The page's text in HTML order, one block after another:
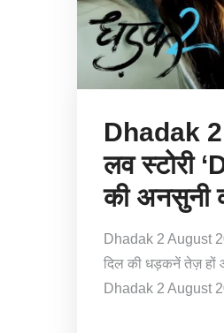
Dhadak
लव स्टोरी
की अनसुनी
Dhadak 2 August
दिल की धड़कनें तेज़ हों
Dhadak 2 August